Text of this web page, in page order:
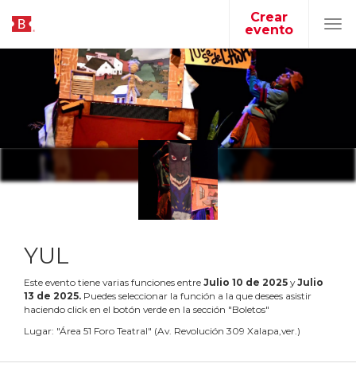
Crear
evento
YUL
Este evento tiene varias funciones entre Julio 10 de 2025 yJulio
13 de 2025. Puedes seleccionar la función a la que desees asistir
haciendo click en el botón verde en la sección "Boletos"
Lugar: "Área 51 Foro Teatral" (Av. Revolución 309 Xalapa,ver.)